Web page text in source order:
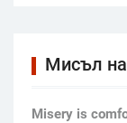
Мисъл
Мisery is